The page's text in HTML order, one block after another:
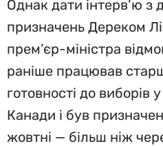
Однак дати інтерв’ю з
призначень Дереком
прем’єр-міністра
раніше працював
готовності до виборів
Канади і був
жовтні — більш ніж